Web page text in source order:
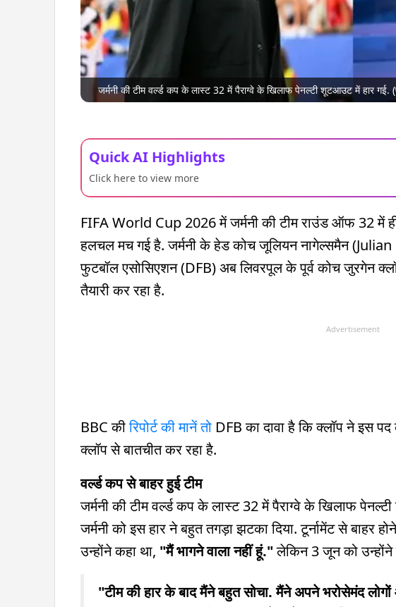
जर्मनी की टीम वर्ल्ड कप के लास्ट 32 में पैराग्वे के खिलाफ पेनल्टी शूटआउट में हार गई.
Quick AI Highlights
Click here to view more
FIFA World Cup 2026 में जर्मनी की टीम राउंड ऑफ 32 में
हलचल मच गई है. जर्मनी के हेड कोच जूलियन नागेल्समैन
फुटबॉल एसोसिएशन (DFB) अब लिवरपूल के पूर्व कोच जुरगेन
तैयारी कर रहा है.
Advertisement
BBC कीरिपोर्ट की मानें तो DFB का दावा है कि क्लॉप ने इस
क्लॉप से बातचीत कर रहा है.
वर्ल्ड कप से बाहर हुई टीम
जर्मनी की टीम वर्ल्ड कप के लास्ट 32 में पैराग्वे के खिलाफ
जर्मनी को इस हार ने बहुत तगड़ा झटका दिया. टूर्नामेंट से बाहर
उन्होंने कहा था, "मैं भागने वाला नहीं हूं."लेकिन 3 जून को उन्होंने
"टीम की हार के बाद मैंने बहुत सोचा. मैंने अपने भरोसेमंद